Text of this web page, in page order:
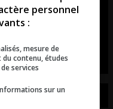
personnel
:
mesure de
contenu, études
services
sur un